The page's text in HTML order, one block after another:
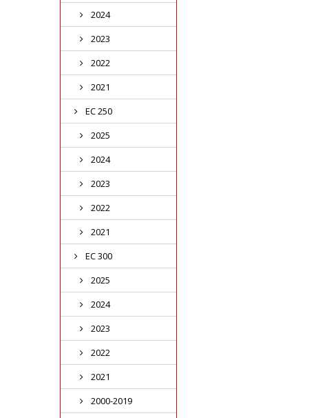
2024
2023
2022
2021
EC 250
2025
2024
2023
2022
2021
EC 300
2025
2024
2023
2022
2021
2000-2019